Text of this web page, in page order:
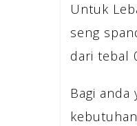
Untuk
seng
dari tebal
Bagi